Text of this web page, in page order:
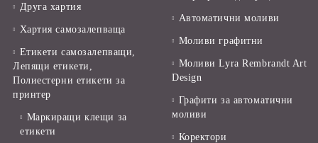
Друга хартия
Хартия самозалепваща
Етикети самозалепващи,
Лепящи етикети,
Полиестерни етикети за
принтер
Маркиращи клещи за
етикети
Автоматични моливи
Моливи графитни
Моливи Lyra Rembrandt Art
Design
Графити за автоматични
моливи
Коректори